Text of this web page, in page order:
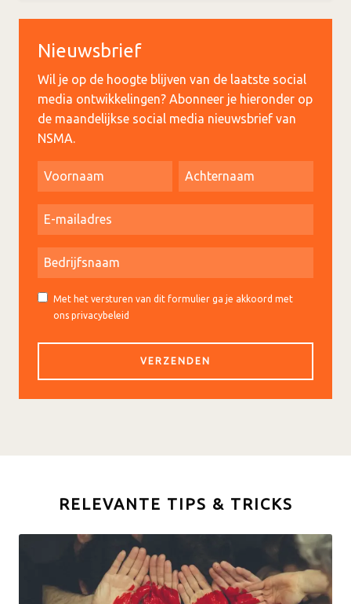
Nieuwsbrief
Wil je op de hoogte blijven van de laatste social
media ontwikkelingen? Abonneer je hieronder op
de maandelijkse social media nieuwsbrief van
NSMA.
Met het versturen van dit formulier ga je akkoord met
ons privacybeleid
RELEVANTE TIPS & TRICKS